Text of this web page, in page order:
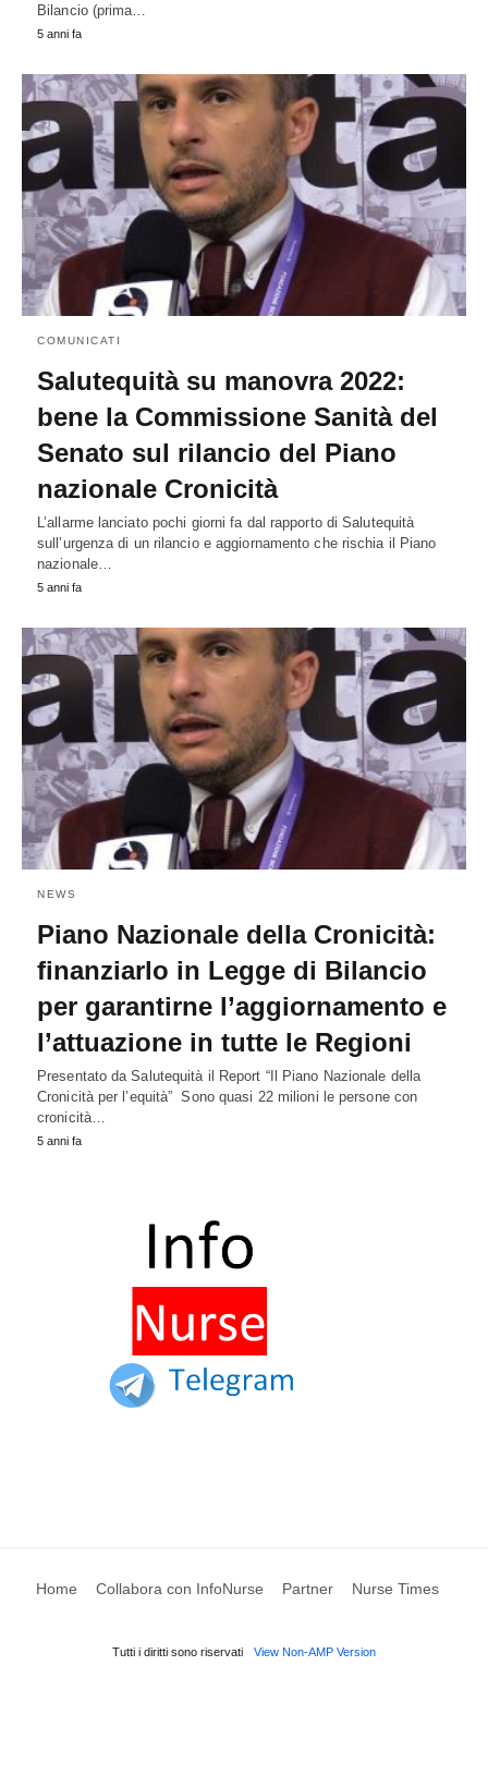
Bilancio (prima…
5 anni fa
COMUNICATI
Salutequità su manovra 2022:
bene la Commissione Sanità del
Senato sul rilancio del Piano
nazionale Cronicità
L’allarme lanciato pochi giorni fa dal rapporto di Salutequità
sull’urgenza di un rilancio e aggiornamento che rischia il Piano
nazionale…
5 anni fa
NEWS
Piano Nazionale della Cronicità:
finanziarlo in Legge di Bilancio
per garantirne l’aggiornamento e
l’attuazione in tutte le Regioni
Presentato da Salutequità il Report “Il Piano Nazionale della
Cronicità per l’equità” Sono quasi 22 milioni le persone con
cronicità…
5 anni fa
Home Collabora con InfoNurse Partner Nurse Times
Tutti i diritti sono riservati View Non-AMP Version